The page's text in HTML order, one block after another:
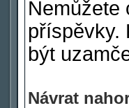
Nemůžete
příspěvky.
být
Návrat